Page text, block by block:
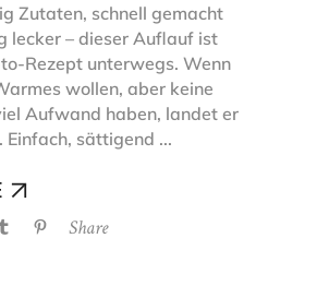
Zutaten, schnell gemacht
lecker – dieser Auflauf ist
Rezept unterwegs. Wenn
wollen, aber keine
Aufwand haben, landet er
Einfach, sättigend
Share